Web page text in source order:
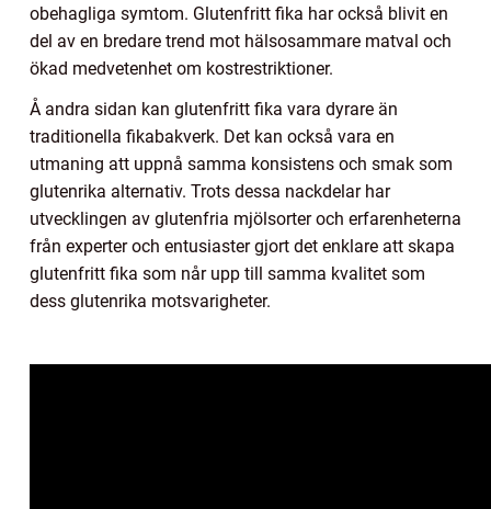
obehagliga symtom. Glutenfritt fika har också blivit en
del av en bredare trend mot hälsosammare matval och
ökad medvetenhet om kostrestriktioner.
Å andra sidan kan glutenfritt fika vara dyrare än
traditionella fikabakverk. Det kan också vara en
utmaning att uppnå samma konsistens och smak som
glutenrika alternativ. Trots dessa nackdelar har
utvecklingen av glutenfria mjölsorter och erfarenheterna
från experter och entusiaster gjort det enklare att skapa
glutenfritt fika som når upp till samma kvalitet som
dess glutenrika motsvarigheter.